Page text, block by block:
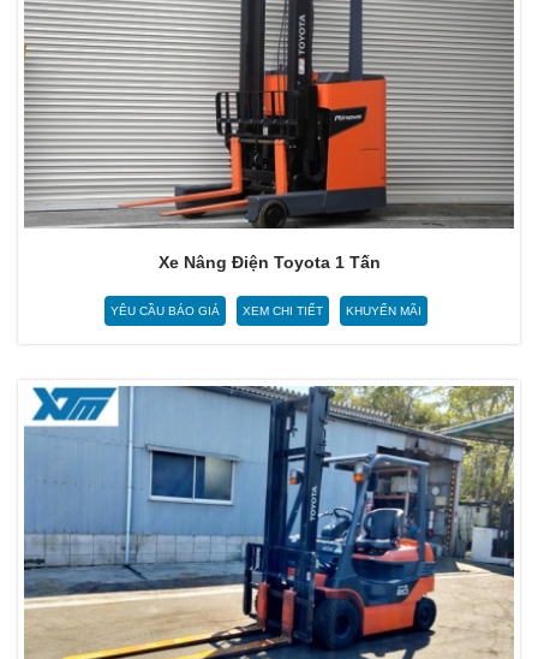
Xe Nâng Điện Toyota 1 Tấn
YÊU CẦU BÁO GIÁ XEM CHI TIẾT KHUYẾN MÃI